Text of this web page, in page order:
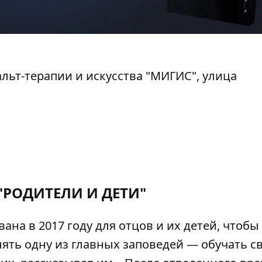
терапии и искусства "МИГИС", улица
И ДЕТИ"
в 2017 году для отцов и их детей, чтобы
одну из главных заповедей — обучать